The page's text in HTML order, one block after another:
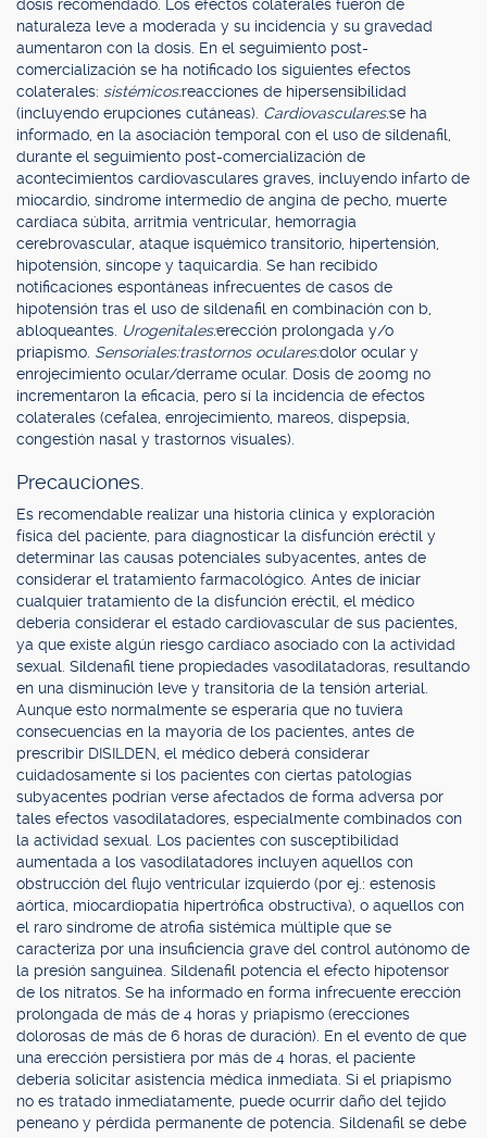
dosis recomendado. Los efectos colaterales fueron de
naturaleza leve a moderada y su incidencia y su gravedad
aumentaron con la dosis. En el seguimiento post-
comercialización se ha notificado los siguientes efectos
colaterales: sistémicos:reacciones de hipersensibilidad
(incluyendo erupciones cutáneas). Cardiovasculares:se ha
informado, en la asociación temporal con el uso de sildenafil,
durante el seguimiento post-comercialización de
acontecimientos cardiovasculares graves, incluyendo infarto de
miocardio, síndrome intermedio de angina de pecho, muerte
cardíaca súbita, arritmia ventricular, hemorragia
cerebrovascular, ataque isquémico transitorio, hipertensión,
hipotensión, síncope y taquicardia. Se han recibido
notificaciones espontáneas infrecuentes de casos de
hipotensión tras el uso de sildenafil en combinación con b,
abloqueantes. Urogenitales:erección prolongada y/o
priapismo. Sensoriales:trastornos oculares:dolor ocular y
enrojecimiento ocular/derrame ocular. Dosis de 200mg no
incrementaron la eficacia, pero sí la incidencia de efectos
colaterales (cefalea, enrojecimiento, mareos, dispepsia,
congestión nasal y trastornos visuales).
Precauciones.
Es recomendable realizar una historia clínica y exploración
física del paciente, para diagnosticar la disfunción eréctil y
determinar las causas potenciales subyacentes, antes de
considerar el tratamiento farmacológico. Antes de iniciar
cualquier tratamiento de la disfunción eréctil, el médico
debería considerar el estado cardiovascular de sus pacientes,
ya que existe algún riesgo cardíaco asociado con la actividad
sexual. Sildenafil tiene propiedades vasodilatadoras, resultando
en una disminución leve y transitoria de la tensión arterial.
Aunque esto normalmente se esperaría que no tuviera
consecuencias en la mayoría de los pacientes, antes de
prescribir DISILDEN, el médico deberá considerar
cuidadosamente si los pacientes con ciertas patologías
subyacentes podrían verse afectados de forma adversa por
tales efectos vasodilatadores, especialmente combinados con
la actividad sexual. Los pacientes con susceptibilidad
aumentada a los vasodilatadores incluyen aquellos con
obstrucción del flujo ventricular izquierdo (por ej.: estenosis
aórtica, miocardiopatía hipertrófica obstructiva), o aquellos con
el raro síndrome de atrofia sistémica múltiple que se
caracteriza por una insuficiencia grave del control autónomo de
la presión sanguínea. Sildenafil potencia el efecto hipotensor
de los nitratos. Se ha informado en forma infrecuente erección
prolongada de más de 4 horas y priapismo (erecciones
dolorosas de más de 6 horas de duración). En el evento de que
una erección persistiera por más de 4 horas, el paciente
debería solicitar asistencia médica inmediata. Si el priapismo
no es tratado inmediatamente, puede ocurrir daño del tejido
peneano y pérdida permanente de potencia. Sildenafil se debe